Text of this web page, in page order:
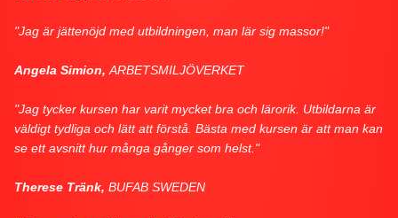
"Jag är jättenöjd med utbildningen, man lär sig massor!"
Angela Simion, ARBETSMILJÖVERKET
"Jag tycker kursen har varit mycket bra och lärorik. Utbildarna är
väldigt tydliga och lätt att förstå. Bästa med kursen är att man kan
se ett avsnitt hur många gånger som helst."
Therese Tränk, BUFAB SWEDEN